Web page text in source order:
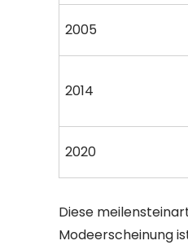
2005
2014
2020
Diese
Modeerscheinung